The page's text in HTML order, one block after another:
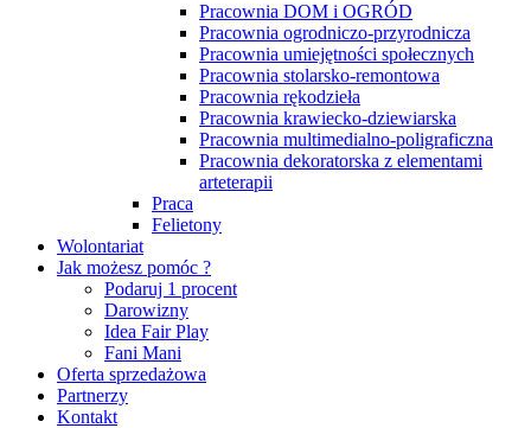
Pracownia DOM i OGRÓD
Pracownia ogrodniczo-przyrodnicza
Pracownia umiejętności społecznych
Pracownia stolarsko-remontowa
Pracownia rękodzieła
Pracownia krawiecko-dziewiarska
Pracownia multimedialno-poligraficzna
Pracownia dekoratorska z elementami
arteterapii
Praca
Felietony
Wolontariat
Jak możesz pomóc ?
Podaruj 1 procent
Darowizny
Idea Fair Play
Fani Mani
Oferta sprzedażowa
Partnerzy
Kontakt